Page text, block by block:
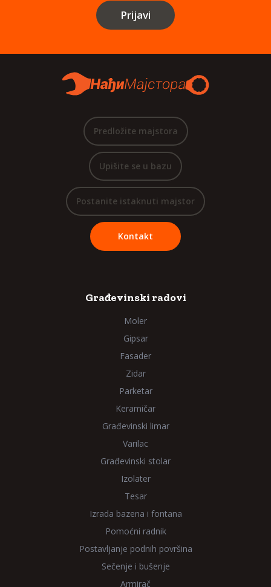
Prijavi
Predložite majstora
Upišite se u bazu
Postanite istaknuti majstor
Kontakt
Građevinski radovi
Moler
Gipsar
Fasader
Zidar
Parketar
Keramičar
Građevinski limar
Varilac
Građevinski stolar
Izolater
Tesar
Izrada bazena i fontana
Pomoćni radnik
Postavljanje podnih površina
Sečenje i bušenje
Armirač